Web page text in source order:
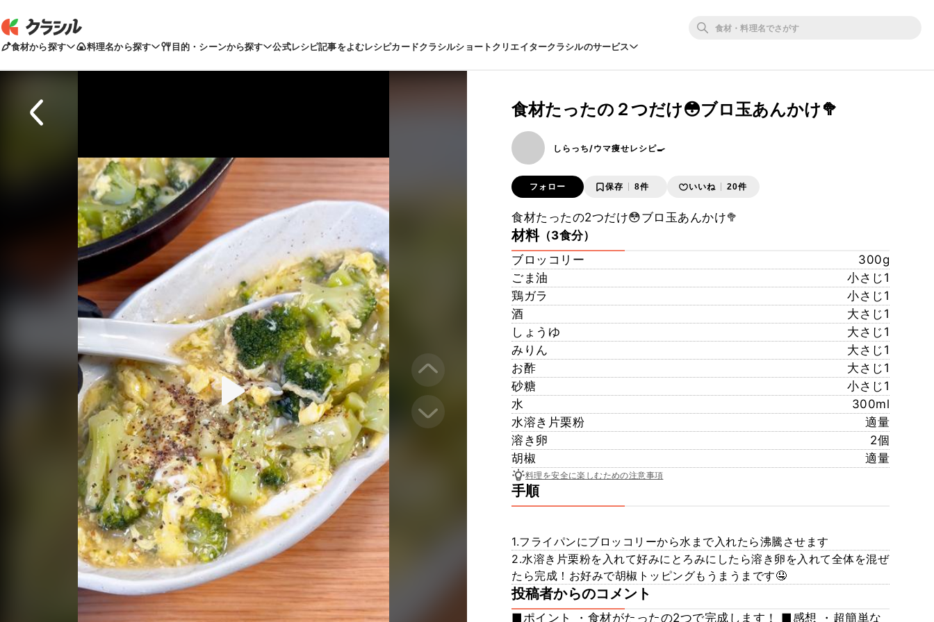
食材から探す 料理名から探す 目的・シーンから探す 公式レシピ記事をよむレシピカードクラシルショートクリエイタークラシルのサービス
食材たったの２つだけ😳ブロ玉あんかけ🥦
しらっち/ウマ痩せレシピ🍳
フォロー 保存 8件 いいね 20件
食材たったの2つだけ😳ブロ玉あんかけ🥦
材料（3食分）
ブロッコリー
300g
ごま油
小さじ1
鶏ガラ
小さじ1
酒
大さじ1
しょうゆ
大さじ1
みりん
大さじ1
お酢
大さじ1
砂糖
小さじ1
水
300ml
水溶き片栗粉
適量
溶き卵
2個
胡椒
適量
料理を安全に楽しむための注意事項
手順
1.フライパンにブロッコリーから水まで入れたら沸騰させます
2.水溶き片栗粉を入れて好みにとろみにしたら溶き卵を入れて全体を混ぜ
たら完成！お好みで胡椒トッピングもうまうまです🤤
投稿者からのコメント
■ポイント ・食材がたったの2つで完成します！ ■感想 ・超簡単な